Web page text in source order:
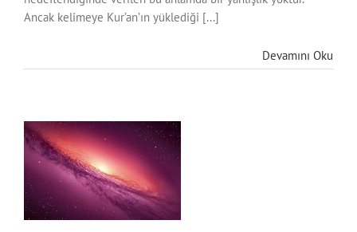
Ancak kelimeye Kur’an’ın yüklediği [...]
Devamını Oku